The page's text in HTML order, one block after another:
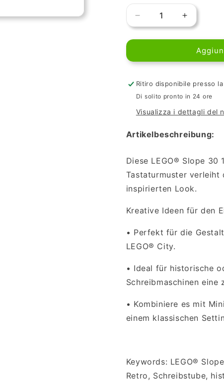
Diminuisci
quantità
per
Slope
-
Vintage
Schreibmaschine
Aumenta
quantità
per
LEGO
Slope
-
Vintage
Ritiro disponibile presso
Di solito pronto in 24 ore
Visualizza i dettagli del
Artikelbeschreibung:
Diese LEGO® Slope
Tastaturmuster verleiht
inspirierten Look.
Kreative Ideen für den
• Perfekt für die
LEGO® City.
• Ideal für historische
Schreibmaschinen eine
• Kombiniere es mit
einem klassischen
Keywords: LEGO®
Retro, Schreibstube,